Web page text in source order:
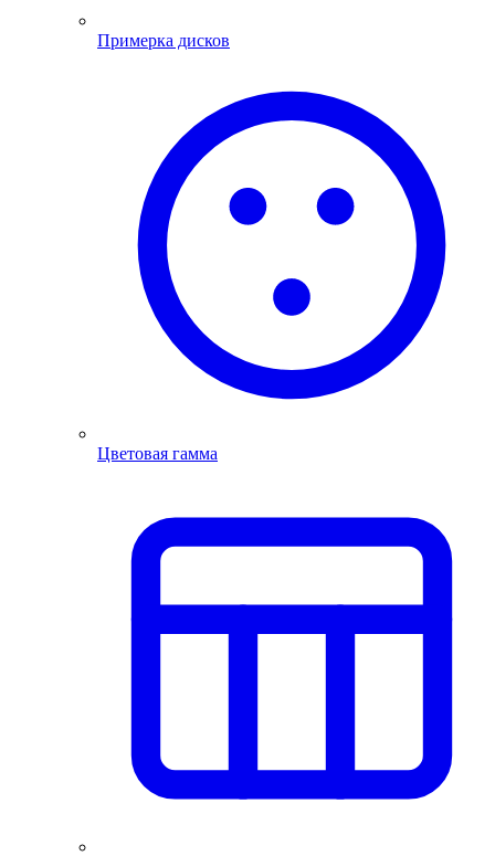
Примерка дисков
Цветовая гамма